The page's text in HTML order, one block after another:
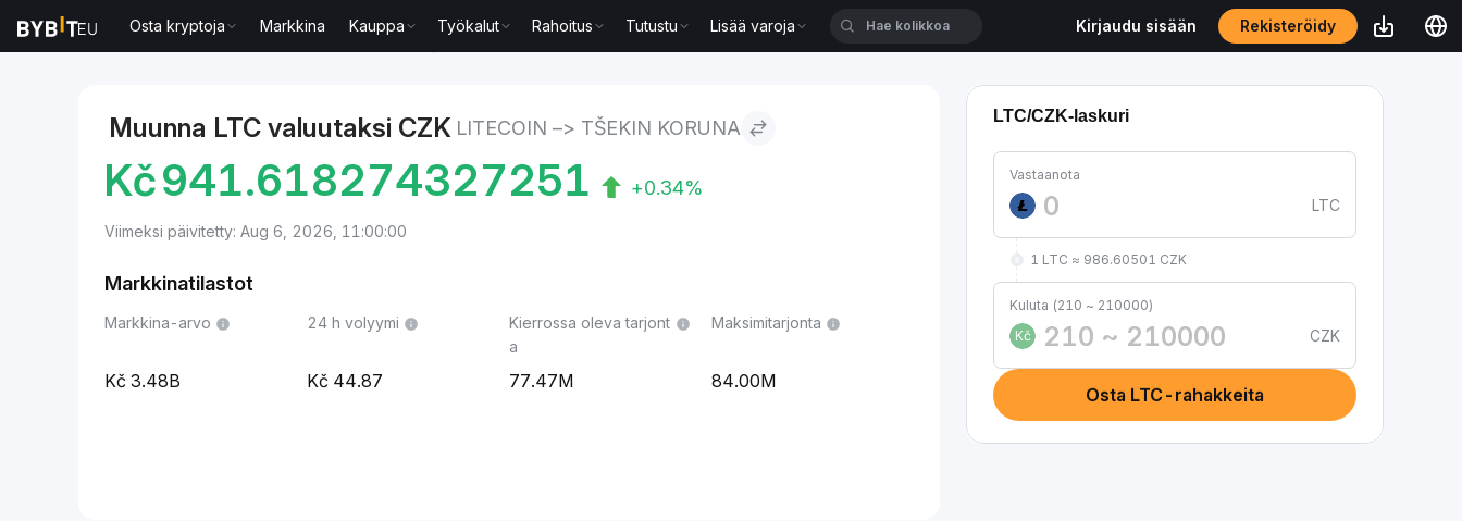
Osta kryptoja Markkina Kauppa Työkalut Rahoitus Tutustu Lisää varoja Kirjaudu sisään Rekisteröidy
Muunna LTC valuutaksi CZK LITECOIN –> TŠEKIN KORUNA
Kč941.618274327251 +0.34%
Viimeksi päivitetty: Aug 6, 2026, 11:00:00
Markkinatilastot
Markkina-arvo
3.48B
24 h volyymi
44.87
Kierrossa oleva tarjont
a
77.47M
Maksimitarjonta
84.00M
LTC/CZK-laskuri
Vastaanota
LTC
1 LTC ≈ 986.60501 CZK
Kuluta (210 ~ 210000)
Kč
CZK
Osta LTC-rahakkeita